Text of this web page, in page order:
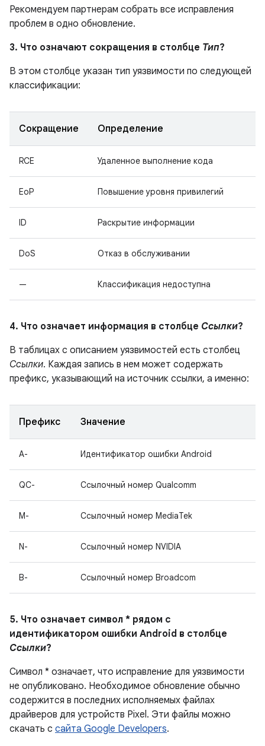
Рекомендуем партнерам собрать все исправления
проблем в одно обновление.
3. Что означают сокращения в столбце Тип?
В этом столбце указан тип уязвимости по следующей
классификации:
Сокращение Определение
RCE Удаленное выполнение кода
EoP Повышение уровня привилегий
ID Раскрытие информации
DoS Отказ в обслуживании
— Классификация недоступна
4. Что означает информация в столбце Ссылки?
В таблицах с описанием уязвимостей есть столбец
Ссылки. Каждая запись в нем может содержать
префикс, указывающий на источник ссылки, а именно:
Префикс Значение
A- Идентификатор ошибки Android
QC- Ссылочный номер Qualcomm
M- Ссылочный номер MediaTek
N- Ссылочный номер NVIDIA
B- Ссылочный номер Broadcom
5. Что означает символ * рядом с
идентификатором ошибки Android в столбце
Ссылки?
Символ * означает, что исправление для уязвимости
не опубликовано. Необходимое обновление обычно
содержится в последних исполняемых файлах
драйверов для устройств Pixel. Эти файлы можно
скачать с сайта Google Developers.